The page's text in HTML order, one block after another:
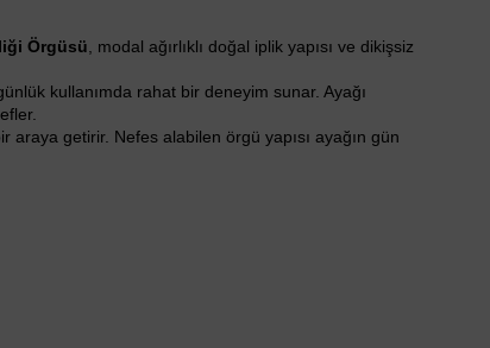
Örgüsü , modal ağırlıklı doğal iplik yapısı ve dikişsiz
kullanımda rahat bir deneyim sunar. Ayağı
araya getirir. Nefes alabilen örgü yapısı ayağın gün